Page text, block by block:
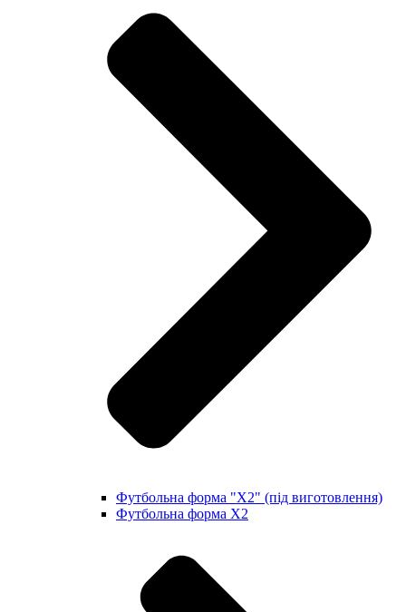
Футбольна форма "X2" (під виготовлення)
Футбольна форма X2